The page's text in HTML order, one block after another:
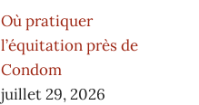
Où pratiquer
l’équitation près de
Condom
juillet 29, 2026